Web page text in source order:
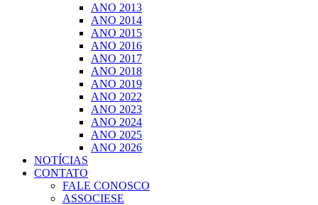
ANO 2013
ANO 2014
ANO 2015
ANO 2016
ANO 2017
ANO 2018
ANO 2019
ANO 2022
ANO 2023
ANO 2024
ANO 2025
ANO 2026
NOTÍCIAS
CONTATO
FALE CONOSCO
ASSOCIESE